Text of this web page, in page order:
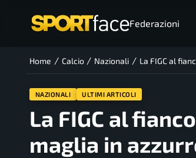
Federazioni
Home / Calcio / Nazionali / La FIGC al
NAZIONALI ULTIMI ARTICOLI
La FIGC al
maglia in